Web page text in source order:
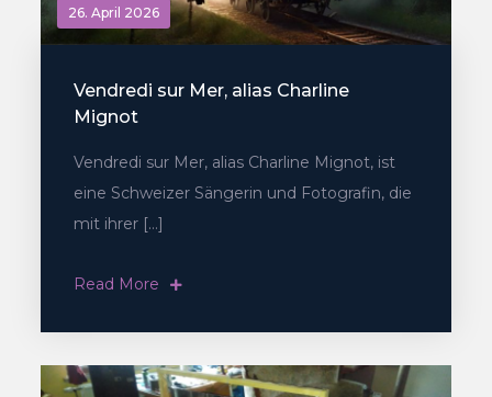
26. April 2026
Vendredi sur Mer, alias Charline
Mignot
Vendredi sur Mer, alias Charline Mignot, ist
eine Schweizer Sängerin und Fotografin, die
mit ihrer […]
Read More